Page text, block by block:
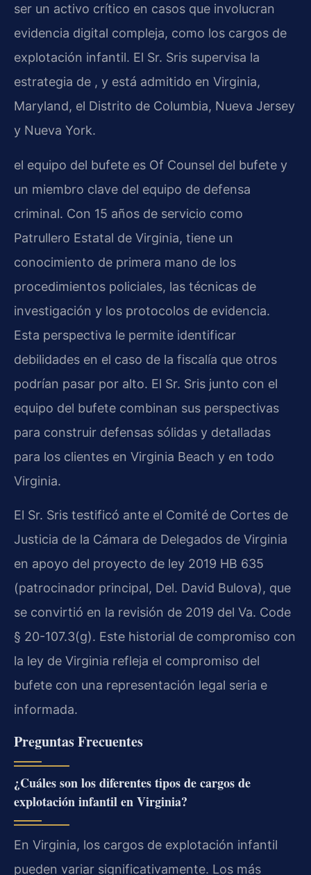
ser un activo crítico en casos que involucran
evidencia digital compleja, como los cargos de
explotación infantil. El Sr. Sris supervisa la
estrategia de , y está admitido en Virginia,
Maryland, el Distrito de Columbia, Nueva Jersey
y Nueva York.
el equipo del bufete es Of Counsel del bufete y
un miembro clave del equipo de defensa
criminal. Con 15 años de servicio como
Patrullero Estatal de Virginia, tiene un
conocimiento de primera mano de los
procedimientos policiales, las técnicas de
investigación y los protocolos de evidencia.
Esta perspectiva le permite identificar
debilidades en el caso de la fiscalía que otros
podrían pasar por alto. El Sr. Sris junto con el
equipo del bufete combinan sus perspectivas
para construir defensas sólidas y detalladas
para los clientes en Virginia Beach y en todo
Virginia.
El Sr. Sris testificó ante el Comité de Cortes de
Justicia de la Cámara de Delegados de Virginia
en apoyo del proyecto de ley 2019 HB 635
(patrocinador principal, Del. David Bulova), que
se convirtió en la revisión de 2019 del Va. Code
§ 20-107.3(g). Este historial de compromiso con
la ley de Virginia refleja el compromiso del
bufete con una representación legal seria e
informada.
Preguntas Frecuentes
¿Cuáles son los diferentes tipos de cargos de
explotación infantil en Virginia?
En Virginia, los cargos de explotación infantil
pueden variar significativamente. Los más